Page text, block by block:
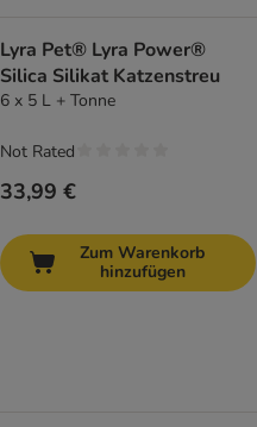
Lyra Pet® Lyra Power®
Silica Silikat Katzenstreu
6 x 5 L + Tonne
33,99 €
Not Rated
Zum Warenkorb
hinzufügen